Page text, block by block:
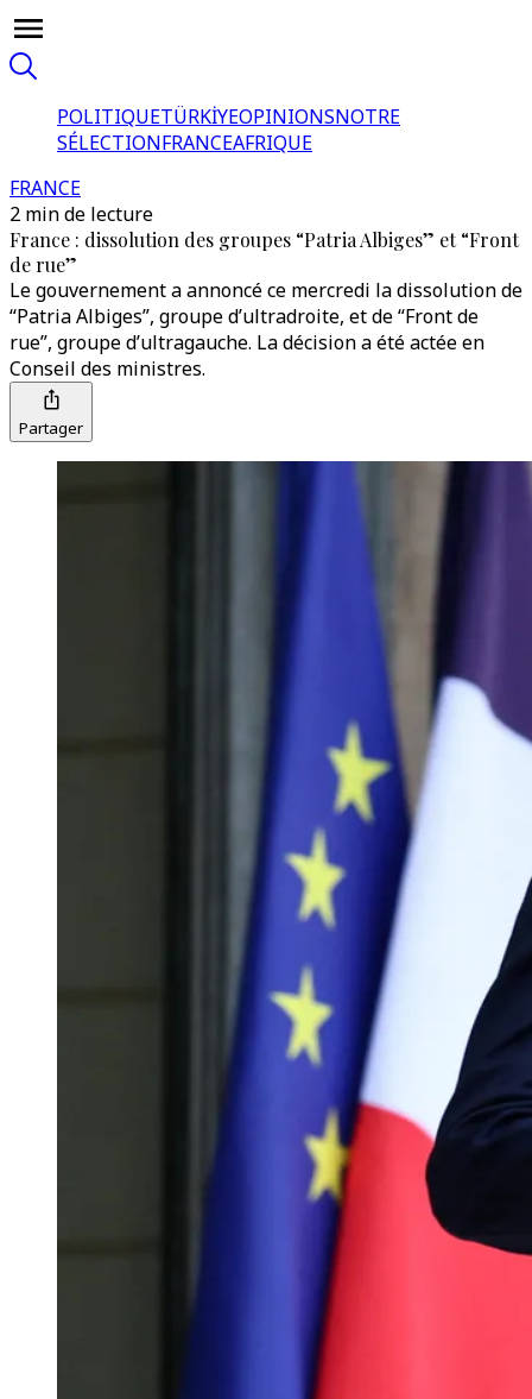
POLITIQUETÜRKİYEOPINIONSNOTRE
SÉLECTIONFRANCEAFRIQUE
FRANCE
2 min de lecture
France : dissolution des groupes “Patria Albiges” et “Front
de rue”
Le gouvernement a annoncé ce mercredi la dissolution de
“Patria Albiges”, groupe d’ultradroite, et de “Front de
rue”, groupe d’ultragauche. La décision a été actée en
Conseil des ministres.
Partager